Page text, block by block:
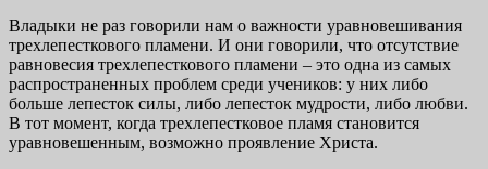
Владыки не раз говорили нам о важности уравновешивания
трехлепесткового пламени. И они говорили, что отсутствие
равновесия трехлепесткового пламени – это одна из самых
распространенных проблем среди учеников: у них либо
больше лепесток силы, либо лепесток мудрости, либо любви.
В тот момент, когда трехлепестковое пламя становится
уравновешенным, возможно проявление Христа.